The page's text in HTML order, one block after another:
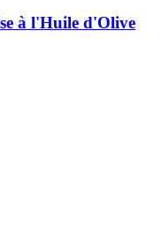
à l'Huile d'Olive